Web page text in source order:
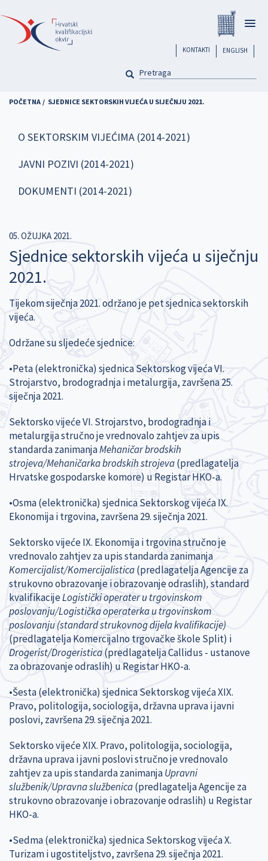
na
glavni
sadržaj
ENGLISH
header
KONTAKTI
PRETRAGA
POČETNA SJEDNICE SEKTORSKIH VIJEĆA U SIJEČNJU 2021.
O SEKTORSKIM VIJEĆIMA (2014-2021)
JAVNI POZIVI (2014-2021)
DOKUMENTI (2014-2021)
05. OŽUJKA 2021.
Sjednice sektorskih vijeća u siječnju
2021.
Tijekom siječnja 2021. održano je pet sjednica sektorskih
vijeća.
Održane su sljedeće sjednice:
•Peta (elektronička) sjednica Sektorskog vijeća VI.
Strojarstvo, brodogradnja i metalurgija, završena 25.
siječnja 2021.
Sektorsko vijeće VI. Strojarstvo, brodogradnja i
metalurgija stručno jevrednovalo zahtjev za upis
standarda zanimanjaMehaničar brodskih
strojeva/Mehaničarka brodskih strojeva(predlagatelja
Hrvatske gospodarske komore) u Registar HKO-a.
•Osma (elektronička) sjednica Sektorskog vijeća IX.
Ekonomija i trgovina, završena 29. siječnja 2021.
Sektorsko vijeće IX. Ekonomija i trgovina stručno je
vrednovalo zahtjev za upis standarda zanimanja
Komercijalist/Komercijalistica(predlagatelja Agencije za
strukovno obrazovanje i obrazovanje odraslih),standard
kvalifikacijeLogistički operater u trgovinskom
poslovanju/Logistička operaterka u trgovinskom
poslovanju (standard strukovnog dijela kvalifikacije)
(predlagatelja Komercijalno trgovačke škole Split) i
Drogerist/Drogeristica(predlagatelja Callidus - ustanove
za obrazovanje odraslih) u Registar HKO-a.
•Šesta (elektronička) sjednica Sektorskog vijeća XIX.
Pravo, politologija, sociologija, državna uprava i javni
poslovi, završena 29. siječnja 2021.
Sektorsko vijeće XIX. Pravo, politologija, sociologija,
državna uprava i javni poslovistručno je vrednovalo
zahtjev za upis standarda zanimanjaUpravni
službenik/Upravna službenica(predlagatelja Agencije za
strukovno obrazovanje i obrazovanje odraslih) u Registar
HKO-a.
•Sedma (elektronička) sjednica Sektorskog vijeća X.
Turizam i ugostiteljstvo, završena 29. siječnja 2021.